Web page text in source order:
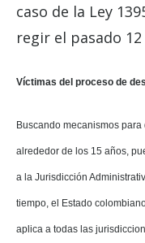
caso de la Ley
regir el pasado
Víctimas del proceso de
Buscando mecanismos
alrededor de los 15 años,
a la Jurisdicción
tiempo, el Estado
aplica a todas las